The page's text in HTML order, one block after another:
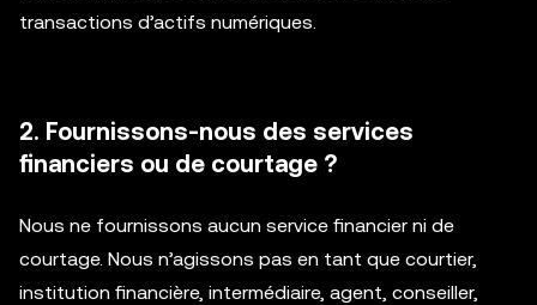
transactions d’actifs numériques.
2. Fournissons-nous des services
financiers ou de courtage ?
Nous ne fournissons aucun service financier ni de
courtage. Nous n’agissons pas en tant que courtier,
institution financière, intermédiaire, agent, conseiller,